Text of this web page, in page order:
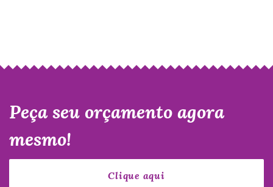
Peça seu orçamento agora
mesmo!